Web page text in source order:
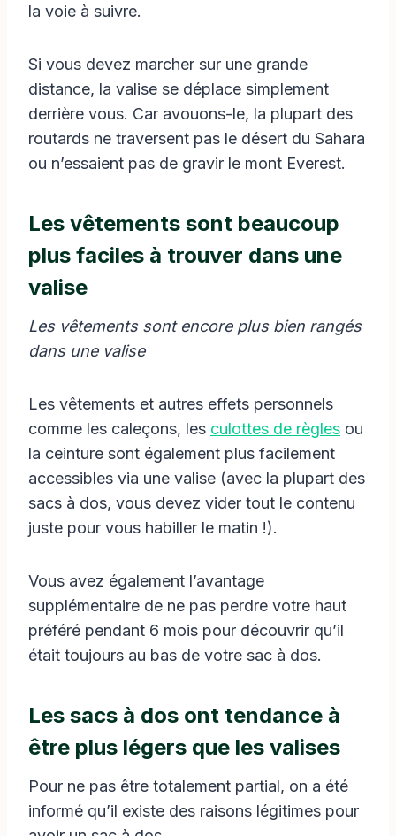
la voie à suivre.
Si vous devez marcher sur une grande
distance, la valise se déplace simplement
derrière vous. Car avouons-le, la plupart des
routards ne traversent pas le désert du Sahara
ou n’essaient pas de gravir le mont Everest.
Les vêtements sont beaucoup
plus faciles à trouver dans une
valise
Les vêtements sont encore plus bien rangés
dans une valise
Les vêtements et autres effets personnels
comme les caleçons, les culottes de règles ou
la ceinture sont également plus facilement
accessibles via une valise (avec la plupart des
sacs à dos, vous devez vider tout le contenu
juste pour vous habiller le matin !).
Vous avez également l’avantage
supplémentaire de ne pas perdre votre haut
préféré pendant 6 mois pour découvrir qu’il
était toujours au bas de votre sac à dos.
Les sacs à dos ont tendance à
être plus légers que les valises
Pour ne pas être totalement partial, on a été
informé qu’il existe des raisons légitimes pour